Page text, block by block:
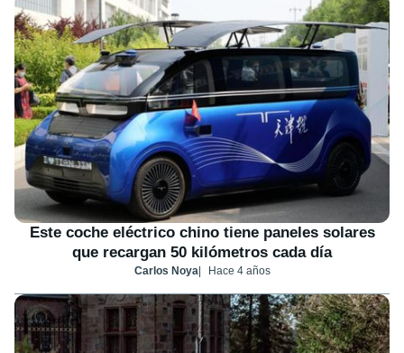
Este coche eléctrico chino tiene paneles solares
que recargan 50 kilómetros cada día
Carlos Noya Hace 4 años